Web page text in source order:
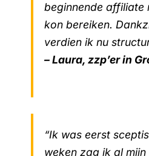
beginnende affiliate
kon bereiken.
verdien ik nu
– Laura, zzp’er in
“Ik was eerst
weken zag ik al mijn